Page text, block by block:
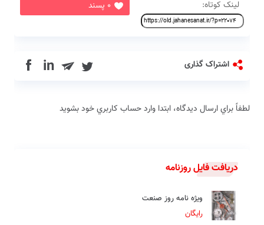
0 پسند
لینک کوتاه:
اشتراک گذاری in
لطفاً براي ارسال دیدگاه، ابتدا وارد حساب كاربري خود بشويد
دریافت فایل روزنامه
ویژه نامه روز صنعت
رایگان